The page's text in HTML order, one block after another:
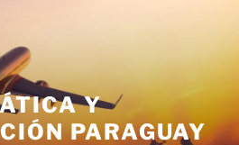
Y
PARAGUAY